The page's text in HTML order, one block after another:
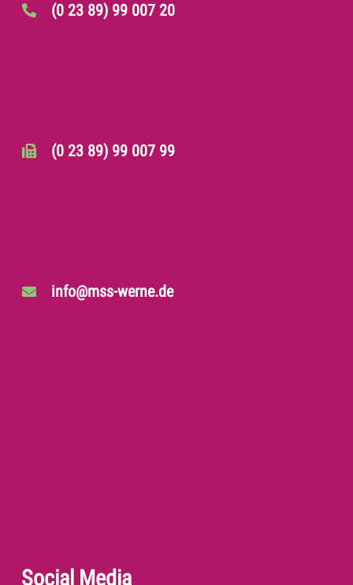
(0 23 89) 99 007 20
(0 23 89) 99 007 99
info@mss-werne.de
Social Media